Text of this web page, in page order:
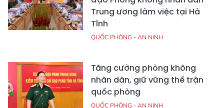
Trung ương làm việc tại Hà
Tĩnh
QUỐC PHÒNG - AN NINH
Tăng cường phòng không
nhân dân, giữ vững thế trận
quốc phòng
QUỐC PHÒNG - AN NINH